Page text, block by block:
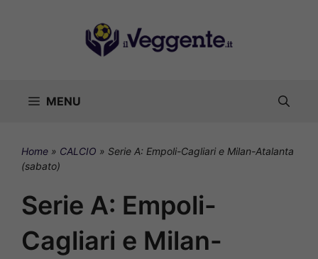
MENU
Home » CALCIO » Serie A: Empoli-Cagliari e Milan-Atalanta
(sabato)
Serie A: Empoli-
Cagliari e Milan-